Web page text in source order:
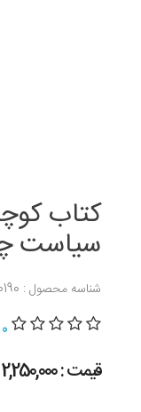
کتاب
سیاست
شناسه محصول : 100190
0 نفر
قیمت : 2,250,000 ريال